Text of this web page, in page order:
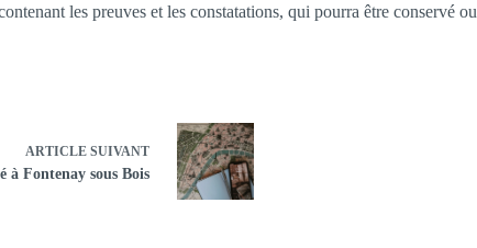
les preuves et les constatations, qui pourra être conservé
ARTICLE SUIVANT
à Fontenay sous Bois